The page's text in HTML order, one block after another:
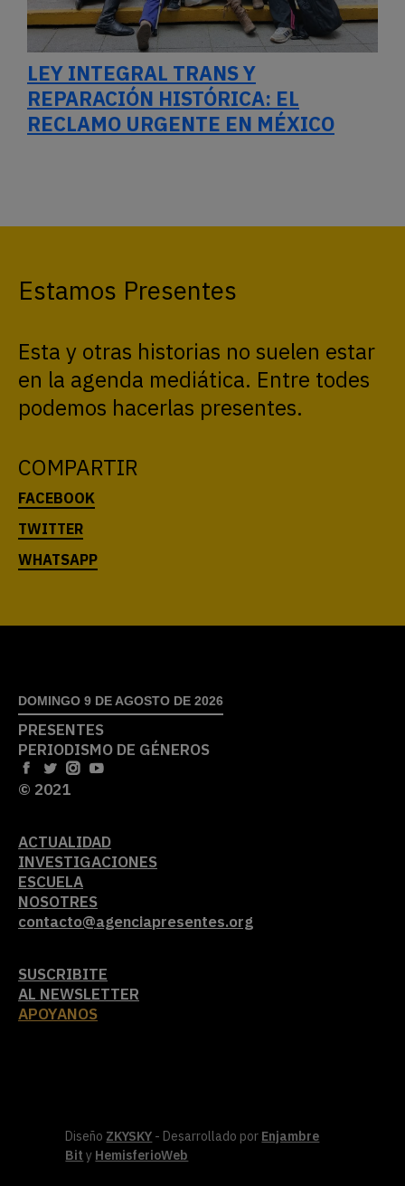
LEY INTEGRAL TRANS Y
REPARACIÓN HISTÓRICA: EL
RECLAMO URGENTE EN MÉXICO
Estamos Presentes
Esta y otras historias no suelen estar
en la agenda mediática. Entre todes
podemos hacerlas presentes.
COMPARTIR
DOMINGO 9 DE AGOSTO DE 2026
PRESENTES
PERIODISMO DE GÉNEROS
© 2021
ACTUALIDAD
INVESTIGACIONES
ESCUELA
NOSOTRES
contacto@agenciapresentes.org
SUSCRIBITE
AL NEWSLETTER
APOYANOS
Diseño ZKYSKY - Desarrollado por Enjambre
Bit y HemisferioWeb